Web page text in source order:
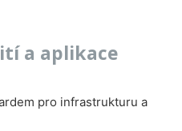
a aplikace
pro infrastrukturu a